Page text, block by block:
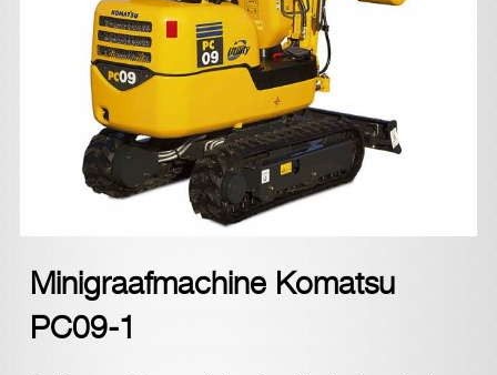
Minigraafmachine Komatsu
PC09-1